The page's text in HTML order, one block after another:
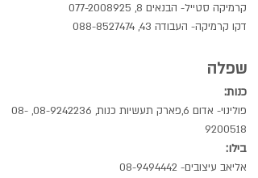
קרמיקה סטייל- הבנאים 8,
077-2008925
דקו קרמיקה- העבודה 43,
088-8527474
שפלה
כנות:
פולינוי- אדום 6,פארק תעשיות כנות, 08-9242236
,
08-
9200518
בילו:
אליאב עיצובים- 08-9494442